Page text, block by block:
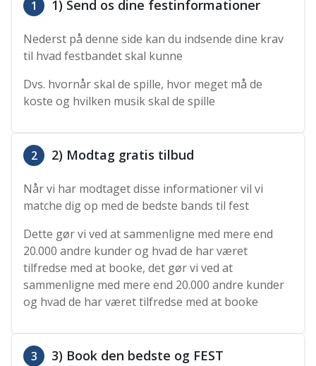
1 1) Send os dine festinformationer
Nederst på denne side kan du indsende dine krav
til hvad festbandet skal kunne
Dvs. hvornår skal de spille, hvor meget må de
koste og hvilken musik skal de spille
2 2) Modtag gratis tilbud
Når vi har modtaget disse informationer vil vi
matche dig op med de bedste bands til fest
Dette gør vi ved at sammenligne med mere end
20.000 andre kunder og hvad de har været
tilfredse med at booke, det gør vi ved at
sammenligne med mere end 20.000 andre kunder
og hvad de har været tilfredse med at booke
3 3) Book den bedste og FEST